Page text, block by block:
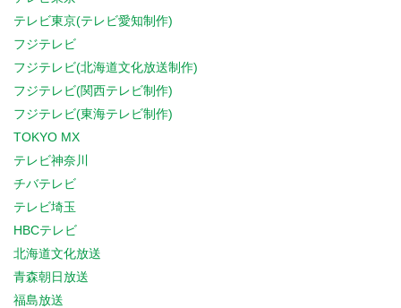
テレビ東京(テレビ愛知制作)
フジテレビ
フジテレビ(北海道文化放送制作)
フジテレビ(関西テレビ制作)
フジテレビ(東海テレビ制作)
TOKYO MX
テレビ神奈川
チバテレビ
テレビ埼玉
HBCテレビ
北海道文化放送
青森朝日放送
福島放送